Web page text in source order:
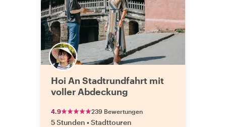
Hoi An Stadtrundfahrt mit
voller Abdeckung
4.9 239 Bewertungen
5 Stunden •Stadttouren